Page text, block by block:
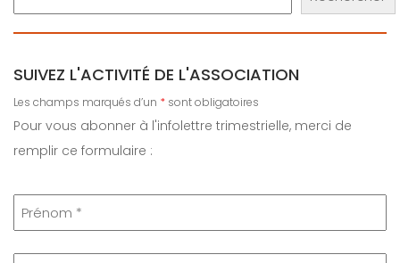
SUIVEZ L'ACTIVITÉ DE L'ASSOCIATION
Les champs marqués d’un * sont obligatoires
Pour vous abonner à l'infolettre trimestrielle, merci de
remplir ce formulaire :